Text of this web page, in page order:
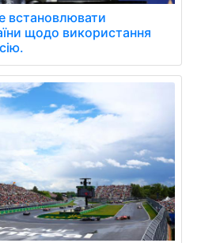
встановлювати
щодо використання